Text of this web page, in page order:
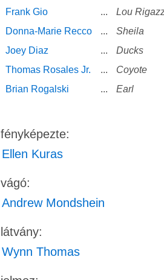
Frank Gio
...
Lou
Donna-Marie Recco
...
Sheila
Joey Diaz
...
Ducks
Thomas Rosales Jr.
...
Coyote
Brian Rogalski
... Earl
fényképezte:
Ellen Kuras
vágó:
Andrew Mondshein
látvány:
Wynn Thomas